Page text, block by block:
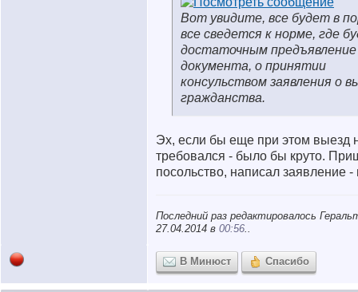
Вот увидите, все будет в
все сведется к норме, где
достаточным предъявление
документа, о принятии
консульством заявления о
гражданства.
Эх, если бы еще при этом
требовался - было бы круто.
посольство, написал заявление
Последний раз редактировалось
27.04.2014 в 00:56..
В Минюст Спасибо